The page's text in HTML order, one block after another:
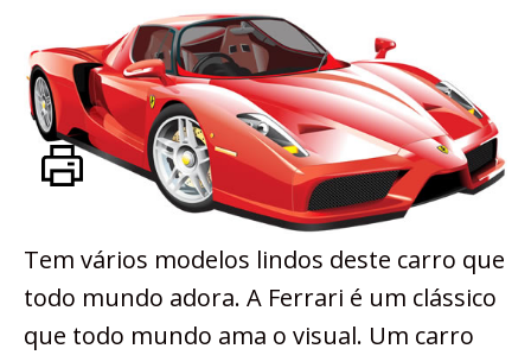
Tem vários modelos lindos deste carro que
todo mundo adora. A Ferrari é um clássico
que todo mundo ama o visual. Um carro